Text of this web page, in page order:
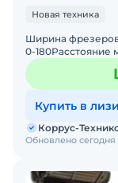
Новая техника
Ширина
0-
инструмента, мм.
670Количество
Купить в
Обновлено сегодня
Коррус-